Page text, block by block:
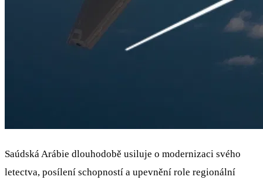
Saúdská Arábie dlouhodobě usiluje o modernizaci svého
letectva, posílení schopností a upevnění role regionální